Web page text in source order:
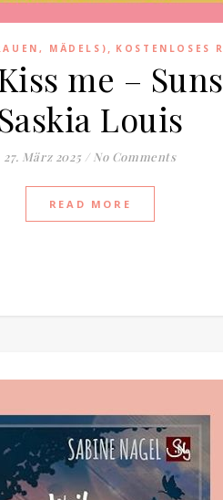
MÄDELS) , KOSTENLOSES
me –
Saskia Louis
27. März 2025 / No Comments
READ MORE